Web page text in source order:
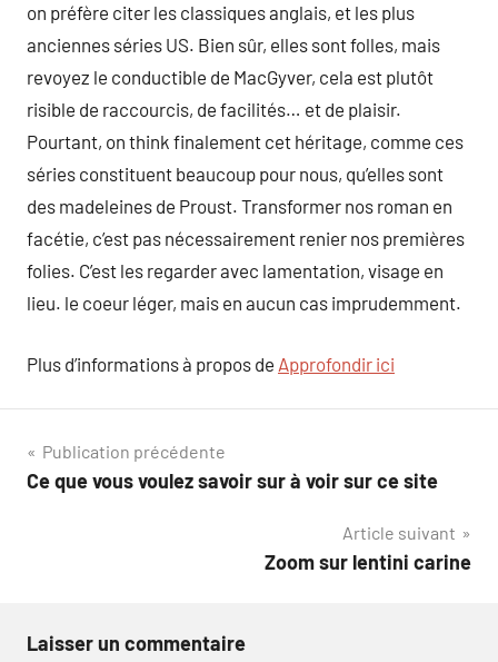
on préfère citer les classiques anglais, et les plus
anciennes séries US. Bien sûr, elles sont folles, mais
revoyez le conductible de MacGyver, cela est plutôt
risible de raccourcis, de facilités… et de plaisir.
Pourtant, on think finalement cet héritage, comme ces
séries constituent beaucoup pour nous, qu’elles sont
des madeleines de Proust. Transformer nos roman en
facétie, c’est pas nécessairement renier nos premières
folies. C’est les regarder avec lamentation, visage en
lieu. le coeur léger, mais en aucun cas imprudemment.
Plus d’informations à propos de Approfondir ici
Navigation
de
Publication précédente
Ce que vous voulez savoir sur à voir sur ce site
Article suivant
Zoom sur lentini carine
Laisser un commentaire